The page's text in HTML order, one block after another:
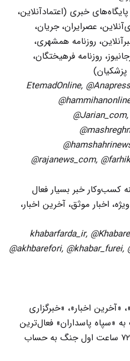
خبری (اعتمادآنلاین،
عصرایران، جریان،
روزنامه همشهری،
روزنامه فرهیختگان،
پزشکیان)
@EtemadOnline,
@rajanews_com,
کسب‌وکار خبر بسیار فعال
اخبار موثق، آخرین اخبار،
@khabarfarda_ir,
@akhbarefori, @khabar_furei,
«آخرین اخبار»، «خبرگزاری
«سپاه پاسداران»‌ فعال‌ترین
کانال‌‌ها با بیشترین تعداد پست در ۷۲ ساعت اول جنگ به حساب